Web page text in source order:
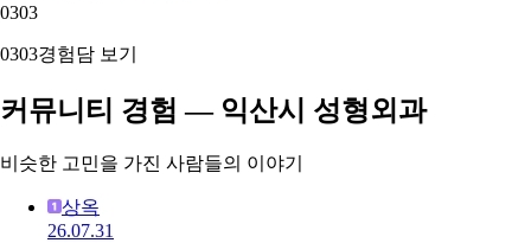
0303
0303경험담 보기
커뮤니티 경험 — 익산시 성형외과
비슷한 고민을 가진 사람들의 이야기
상옥
26.07.31